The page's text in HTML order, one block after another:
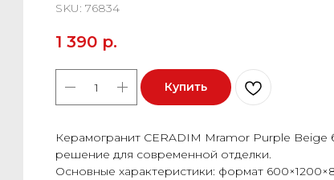
SKU: 76834
1 390 р.
Купить
Керамогранит CERADIM Mramor Purple
решение для современной отделки.
Основные характеристики: формат